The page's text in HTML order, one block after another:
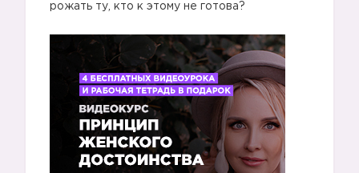
рожать ту, кто к этому не готова?